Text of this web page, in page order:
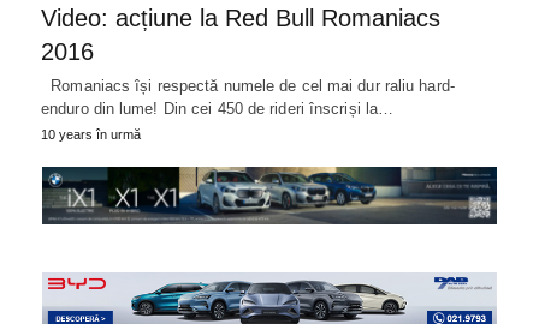
Video: acțiune la Red Bull Romaniacs
2016
Romaniacs își respectă numele de cel mai dur raliu hard-
enduro din lume! Din cei 450 de rideri înscriși la…
10 years în urmă